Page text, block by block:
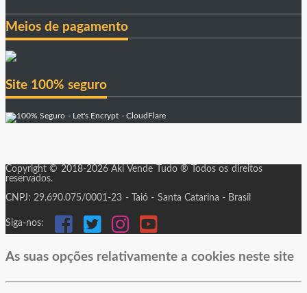
Meios de pagamento
Site 100% seguro
Copyright © 2018-2026 Aki Vende Tudo ® Todos os direitos
reservados.
CNPJ: 29.690.075/0001-23 - Taió - Santa Catarina - Brasil
Siga-nos:
As suas opções relativamente a cookies neste site